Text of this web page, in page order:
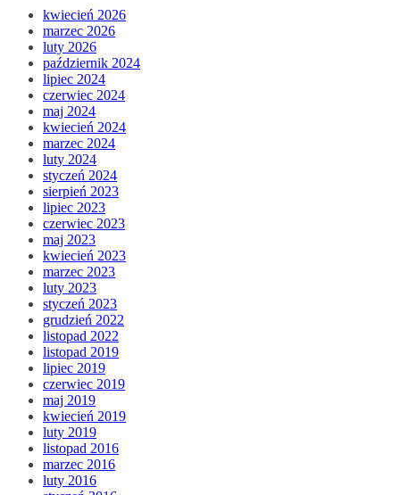
kwiecień 2026
marzec 2026
luty 2026
październik 2024
lipiec 2024
czerwiec 2024
maj 2024
kwiecień 2024
marzec 2024
luty 2024
styczeń 2024
sierpień 2023
lipiec 2023
czerwiec 2023
maj 2023
kwiecień 2023
marzec 2023
luty 2023
styczeń 2023
grudzień 2022
listopad 2022
listopad 2019
lipiec 2019
czerwiec 2019
maj 2019
kwiecień 2019
luty 2019
listopad 2016
marzec 2016
luty 2016